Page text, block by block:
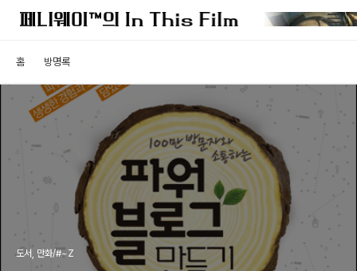
홈 방명록
도서, 만화/#~Z